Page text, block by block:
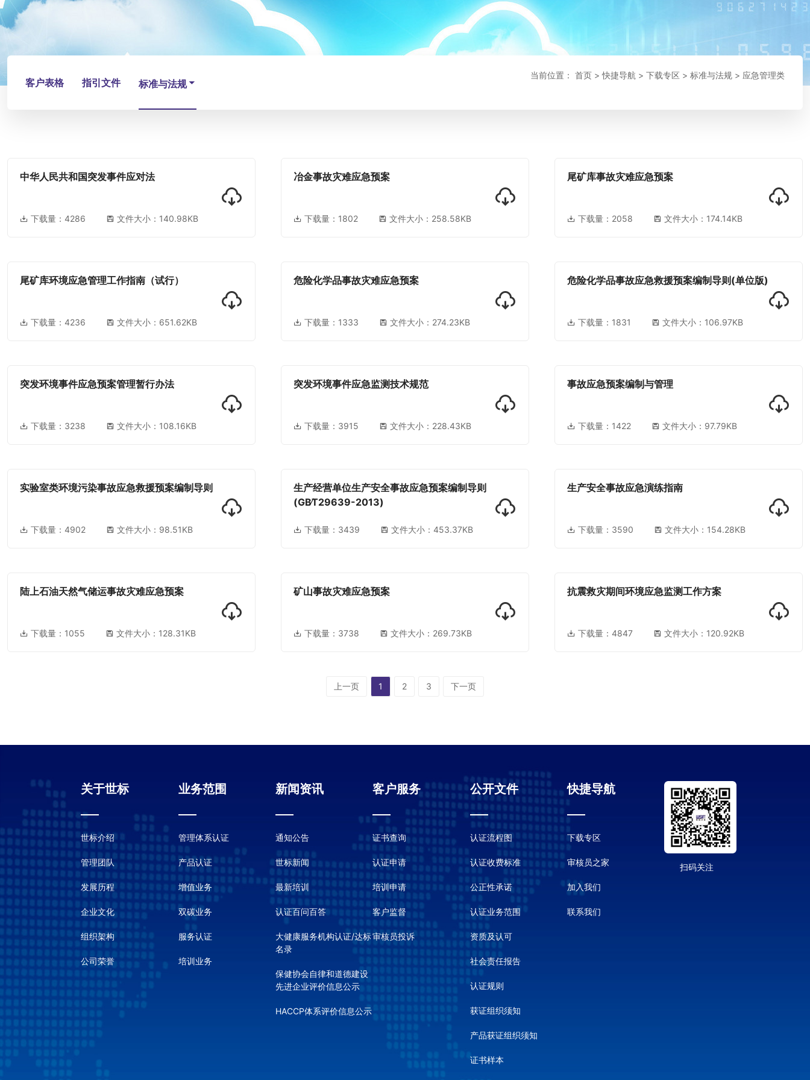
客户表格 指引文件 标准与法规
当前位置： 首页 >快捷导航 > 下载专区 > 标准与法规 > 应急管理类
中华人民共和国突发事件应对法
下载量： 4286 文件大小：140.98KB
冶金事故灾难应急预案
下载量： 1802 文件大小：258.58KB
尾矿库事故灾难应急预案
下载量： 2058 文件大小：174.14KB
尾矿库环境应急管理工作指南（试行）
下载量： 4236 文件大小：651.62KB
危险化学品事故灾难应急预案
下载量： 1333 文件大小：274.23KB
危险化学品事故应急救援预案编制导则(单位版)
下载量： 1831 文件大小：106.97KB
突发环境事件应急预案管理暂行办法
下载量： 3238 文件大小：108.16KB
突发环境事件应急监测技术规范
下载量： 3915 文件大小：228.43KB
事故应急预案编制与管理
下载量： 1422 文件大小：97.79KB
实验室类环境污染事故应急救援预案编制导则
下载量： 4902 文件大小：98.51KB
生产经营单位生产安全事故应急预案编制导则
(GB∕T29639-2013)
下载量： 3439 文件大小：453.37KB
生产安全事故应急演练指南
下载量： 3590 文件大小：154.28KB
陆上石油天然气储运事故灾难应急预案
下载量： 1055 文件大小：128.31KB
矿山事故灾难应急预案
下载量： 3738 文件大小：269.73KB
抗震救灾期间环境应急监测工作方案
下载量：4847 文件大小：120.92KB
上一页 1 2 3 下一页
关于世标
世标介绍
管理团队
发展历程
企业文化
组织架构
公司荣誉
业务范围
管理体系认证
产品认证
增值业务
双碳业务
服务认证
培训业务
新闻资讯
通知公告
世标新闻
最新培训
认证百问百答
大健康服务机构认证/达标
名录
保健协会自律和道德建设
先进企业评价信息公示
HACCP体系评价信息公示
客户服务
证书查询
认证申请
培训申请
客户监督
审核员投诉
公开文件
认证流程图
认证收费标准
公正性承诺
认证业务范围
资质及认可
社会责任报告
认证规则
获证组织须知
产品获证组织须知
证书样本
快捷导航
下载专区
审核员之家
加入我们
联系我们
扫码关注